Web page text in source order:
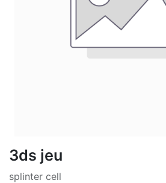
3ds jeu
splinter cell